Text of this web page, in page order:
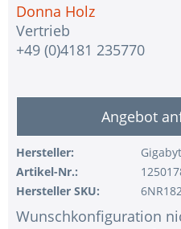
Donna Holz
Vertrieb
+49 (0)4181 235770
Angebot
Hersteller:
Artikel-Nr.:
Hersteller SKU:
Wunschkonfiguration